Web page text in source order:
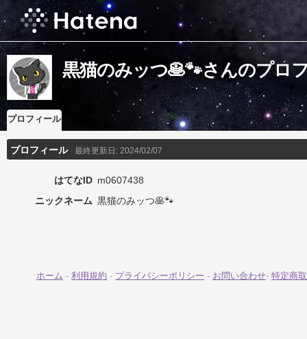
黒猫のみッつ🥞🐾さんのプロ
プロフィール
プロフィール 最終更新日: 2024/02/07
はてなID m0607438
ニックネーム 黒猫のみッつ🥞🐾
ホーム - 利用規約 - プライバシーポリシー - お問い合わせ- 特定商